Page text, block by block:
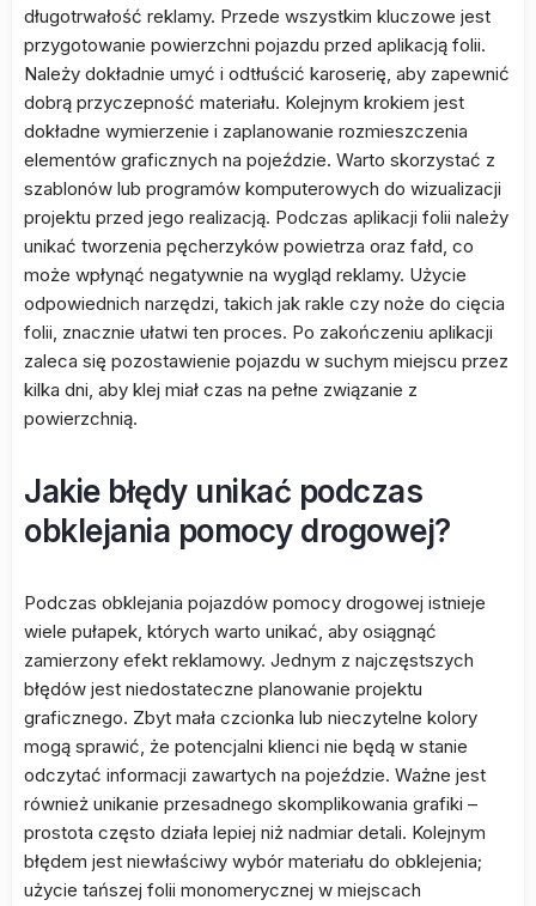
długotrwałość reklamy. Przede wszystkim kluczowe jest
przygotowanie powierzchni pojazdu przed aplikacją folii.
Należy dokładnie umyć i odtłuścić karoserię, aby zapewnić
dobrą przyczepność materiału. Kolejnym krokiem jest
dokładne wymierzenie i zaplanowanie rozmieszczenia
elementów graficznych na pojeździe. Warto skorzystać z
szablonów lub programów komputerowych do wizualizacji
projektu przed jego realizacją. Podczas aplikacji folii należy
unikać tworzenia pęcherzyków powietrza oraz fałd, co
może wpłynąć negatywnie na wygląd reklamy. Użycie
odpowiednich narzędzi, takich jak rakle czy noże do cięcia
folii, znacznie ułatwi ten proces. Po zakończeniu aplikacji
zaleca się pozostawienie pojazdu w suchym miejscu przez
kilka dni, aby klej miał czas na pełne związanie z
powierzchnią.
Jakie błędy unikać podczas
obklejania pomocy drogowej?
Podczas obklejania pojazdów pomocy drogowej istnieje
wiele pułapek, których warto unikać, aby osiągnąć
zamierzony efekt reklamowy. Jednym z najczęstszych
błędów jest niedostateczne planowanie projektu
graficznego. Zbyt mała czcionka lub nieczytelne kolory
mogą sprawić, że potencjalni klienci nie będą w stanie
odczytać informacji zawartych na pojeździe. Ważne jest
również unikanie przesadnego skomplikowania grafiki –
prostota często działa lepiej niż nadmiar detali. Kolejnym
błędem jest niewłaściwy wybór materiału do obklejenia;
użycie tańszej folii monomerycznej w miejscach